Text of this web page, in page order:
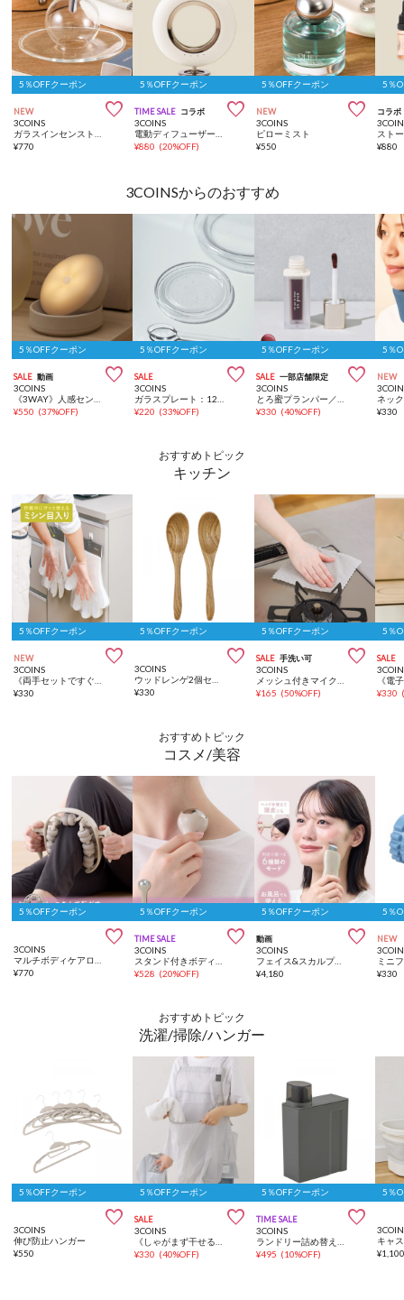
5％OFFクーポン
NEW 
3COINS
¥770
5％OFFクーポン
TIME SALE コラボ 
3COINS
¥880 (20%OFF)
5％OFFクーポン
NEW 
3COINS
ピローミスト
¥550
5％
コラボ
¥880
3COINSからのおすすめ
5％OFFクーポン
SALE 動画 
3COINS
¥550 (37%OFF)
5％OFFクーポン
SALE 
3COINS
¥220 (33%OFF)
5％OFFクーポン
SALE 一部店舗限定 
3COINS
¥330 (40%OFF)
5％
NEW
ネッ
¥330
おすすめトピック
キッチン
5％OFFクーポン
NEW 
3COINS
¥330
5％OFFクーポン

3COINS
¥330
5％OFFクーポン
SALE 手洗い可 
3COINS
¥165 (50%OFF)
5％
SALE
¥330
おすすめトピック
コスメ/美容
5％OFFクーポン

3COINS
¥770
5％OFFクーポン
TIME SALE 
3COINS
¥528 (20%OFF)
5％OFFクーポン
動画 
3COINS
フェイス&スカルプウォーターピーラー／and us
¥4,180
5％
NEW
ミニ
¥330
おすすめトピック
洗濯/掃除/ハンガー
5％OFFクーポン

3COINS
伸び防止ハンガー
¥550
5％OFFクーポン
SALE 
3COINS
¥330 (40%OFF)
5％OFFクーポン
TIME SALE 
3COINS
¥495 (10%OFF)
5％
¥